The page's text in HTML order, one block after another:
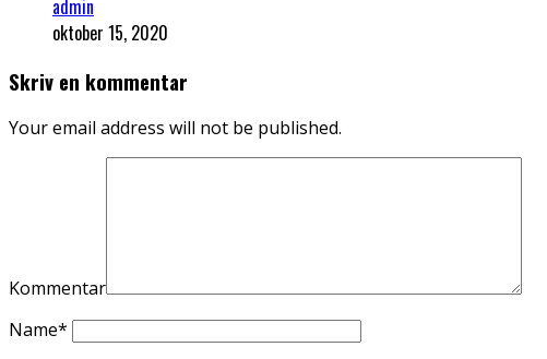
admin
oktober 15, 2020
Skriv en kommentar
Your email address will not be published.
Kommentar
Name*